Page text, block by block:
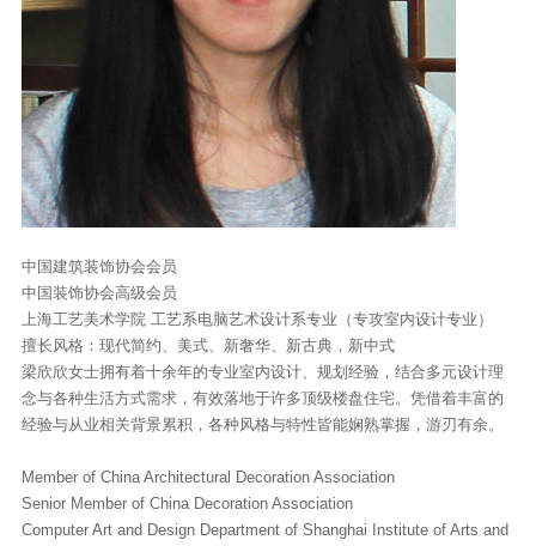
中国建筑装饰协会会员
中国装饰协会高级会员
上海工艺美术学院 工艺系电脑艺术设计系专业（专攻室内设计专业）
擅长风格：现代简约、美式、新奢华、新古典，新中式
梁欣欣女士拥有着十余年的专业室内设计、规划经验，结合多元设计理
念与各种生活方式需求，有效落地于许多顶级楼盘住宅。凭借着丰富的
经验与从业相关背景累积，各种风格与特性皆能娴熟掌握，游刃有余。
Member of China Architectural Decoration Association
Senior Member of China Decoration Association
Computer Art and Design Department of Shanghai Institute of Arts and